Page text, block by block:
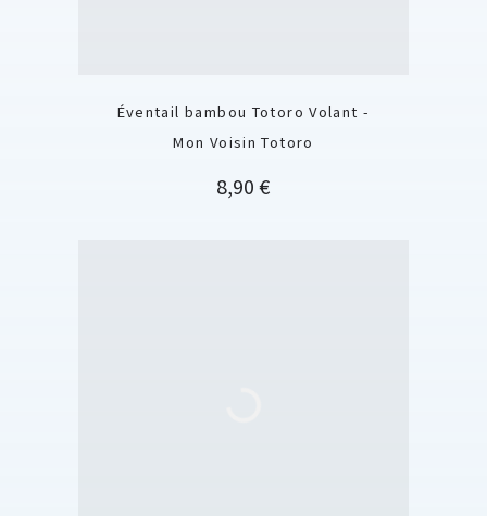
Éventail bambou Totoro Volant -
Mon Voisin Totoro
Prix
8,90 €